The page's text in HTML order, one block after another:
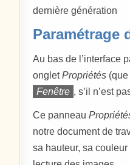
dernière génération
Paramétrage
Au bas de l’interface
ongletPropriétés (que
Fenêtre , s’il n’est
Ce panneau
notre document de
sa hauteur, sa